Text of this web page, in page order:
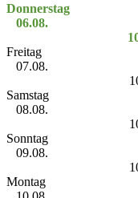
Donnerstag
06.08.
Freitag
07.08.
Samstag
08.08.
Sonntag
09.08.
Montag